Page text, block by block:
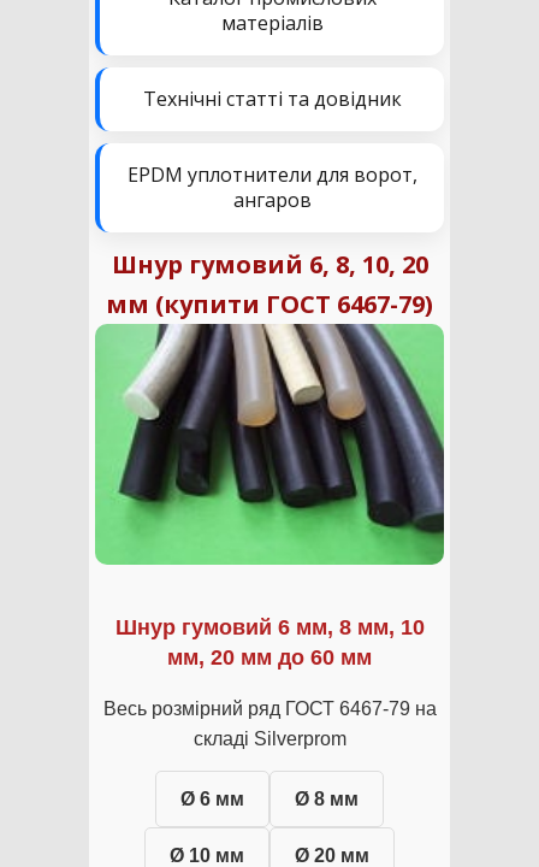
матеріалів
Технічні статті та довідник
EPDM уплотнители для ворот,
ангаров
Шнур гумовий 6, 8, 10, 20
мм (купити ГОСТ 6467-79)
Шнур гумовий 6 мм, 8 мм, 10
мм, 20 мм до 60 мм
Весь розмірний ряд ГОСТ 6467-79 на
складі Silverprom
Ø 6 мм Ø 8 мм
Ø 10 мм Ø 20 мм